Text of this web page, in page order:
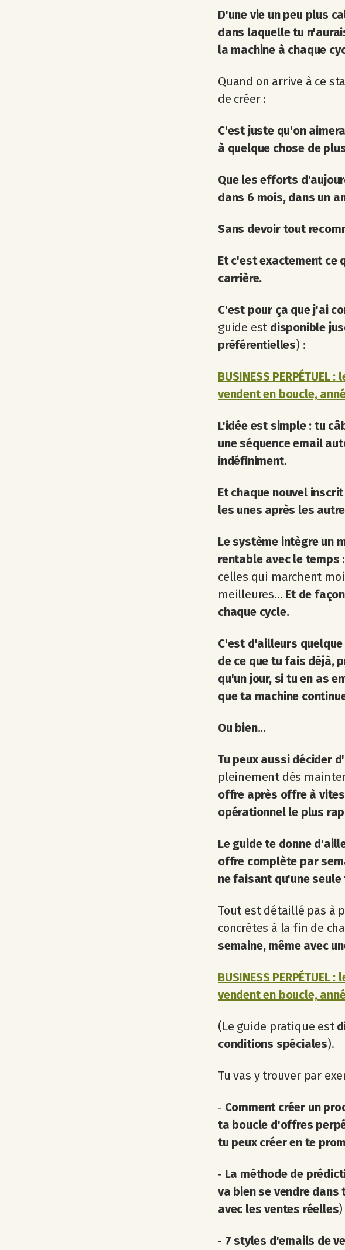
D'une vie un peu plus
dans laquelle tu
la machine à chaque
Quand on arrive à ce
de créer :
C'est juste qu'on
à quelque chose de
Que les efforts
dans 6 mois, dans un
Sans devoir tout
Et c'est exactement ce
carrière.
C'est pour ça que j'ai
guide est disponible
préférentielles) :
BUSINESS
vendent en boucle,
L'idée est simple : tu
une séquence email
indéfiniment.
Et chaque nouvel
les unes après les
Le système intègre un
rentable avec le temps
celles qui marchent
meilleures... Et de
chaque cycle.
C'est d'ailleurs
de ce que tu fais déjà,
qu'un jour, si tu en as
que ta machine
Ou bien...
Tu peux aussi décider
pleinement dès
offre après offre à
opérationnel le plus
Le guide te donne
offre complète par
ne faisant qu'une seule
Tout est détaillé pas à
concrètes à la fin de
semaine, même avec
BUSINESS
vendent en boucle,
(Le guide pratique est
conditions spéciales).
Tu vas y trouver par
‐ Comment créer un
ta boucle d'offres
tu peux créer en te
‐ La méthode de
va bien se vendre
avec les ventes réelles)
‐ 7 styles d'emails de